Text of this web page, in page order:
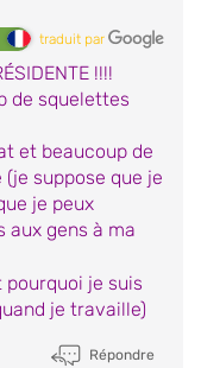
traduit par
!!!!
de squelettes
et beaucoup de
suppose que je
je peux
aux gens à ma
je suis
je travaille)
Répondre